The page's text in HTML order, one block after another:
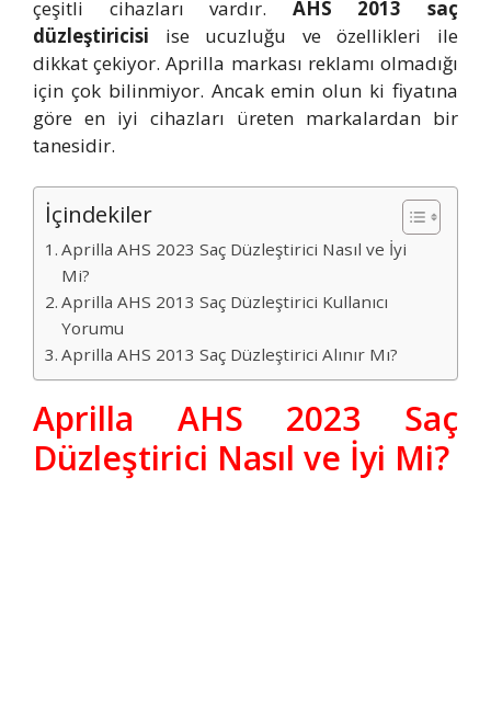
çeşitli cihazları vardır. AHS 2013 saç
düzleştiricisi ise ucuzluğu ve özellikleri ile
dikkat çekiyor. Aprilla markası reklamı olmadığı
için çok bilinmiyor. Ancak emin olun ki fiyatına
göre en iyi cihazları üreten markalardan bir
tanesidir.
İçindekiler
Aprilla AHS 2023 Saç Düzleştirici Nasıl ve İyi
Mi?
Aprilla AHS 2013 Saç Düzleştirici Kullanıcı
Yorumu
Aprilla AHS 2013 Saç Düzleştirici Alınır Mı?
Aprilla AHS 2023 Saç
Düzleştirici Nasıl ve İyi Mi?